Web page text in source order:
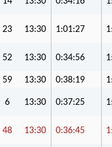
23 13:30 1:01:27
52 13:30 0:34:56
59 13:30 0:38:19
6 13:30 0:37:25
48 13:30 0:36:45